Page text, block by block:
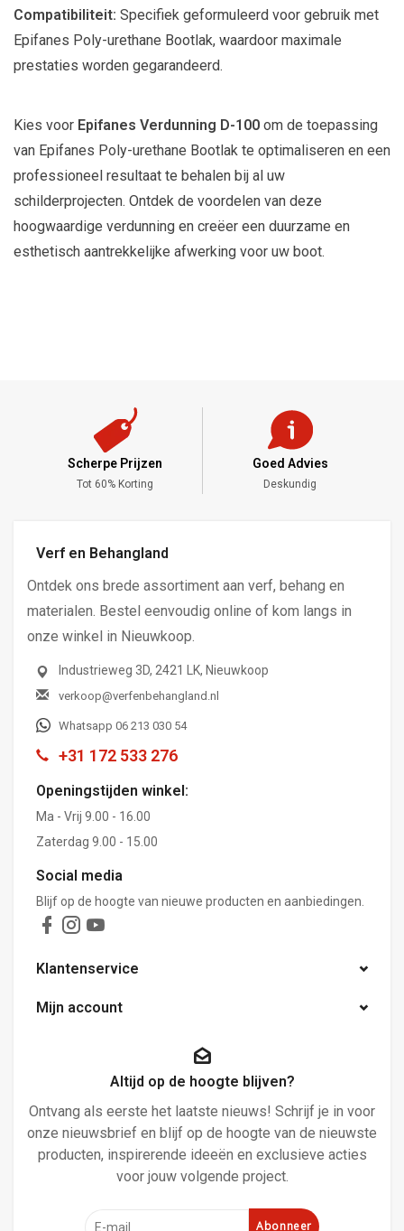
Compatibiliteit: Specifiek geformuleerd voor gebruik met
Epifanes Poly-urethane Bootlak, waardoor maximale
prestaties worden gegarandeerd.
Kies voor Epifanes Verdunning D-100 om de toepassing
van Epifanes Poly-urethane Bootlak te optimaliseren en een
professioneel resultaat te behalen bij al uw
schilderprojecten. Ontdek de voordelen van deze
hoogwaardige verdunning en creëer een duurzame en
esthetisch aantrekkelijke afwerking voor uw boot.
Scherpe Prijzen
Tot 60% Korting
Goed Advies
Deskundig
Verf en Behangland
Ontdek ons brede assortiment aan verf, behang en
materialen. Bestel eenvoudig online of kom langs in
onze winkel in Nieuwkoop.
Industrieweg 3D, 2421 LK, Nieuwkoop
verkoop@verfenbehangland.nl
Whatsapp 06 213 030 54
+31 172 533 276
Openingstijden winkel:
Ma - Vrij 9.00 - 16.00
Zaterdag 9.00 - 15.00
Social media
Blijf op de hoogte van nieuwe producten en aanbiedingen.
Klantenservice
Mijn account
Altijd op de hoogte blijven?
Ontvang als eerste het laatste nieuws! Schrijf je in voor
onze nieuwsbrief en blijf op de hoogte van de nieuwste
producten, inspirerende ideeën en exclusieve acties
voor jouw volgende project.
Abonneer